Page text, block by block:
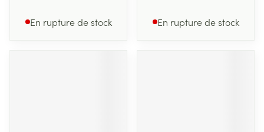
En rupture de stock En rupture de stock